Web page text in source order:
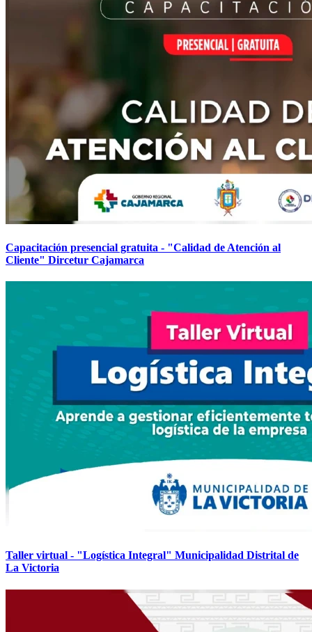
Capacitación presencial gratuita - "Calidad de Atención al
Cliente" Dircetur Cajamarca
Taller virtual - "Logística Integral" Municipalidad Distrital de
La Victoria